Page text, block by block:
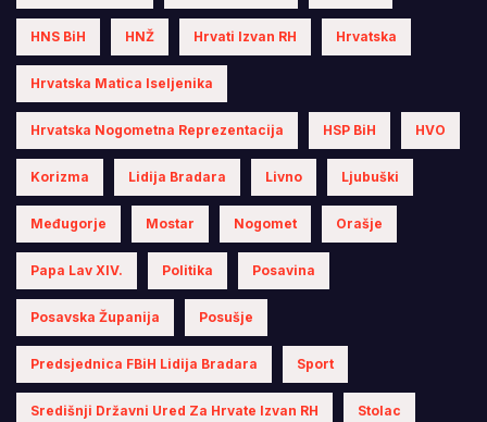
HNS BiH HNŽ Hrvati Izvan RH Hrvatska
Hrvatska Matica Iseljenika
Hrvatska Nogometna Reprezentacija HSP BiH HVO
Korizma Lidija Bradara Livno Ljubuški
Međugorje Mostar Nogomet Orašje
Papa Lav XIV. Politika Posavina
Posavska Županija Posušje
Predsjednica FBiH Lidija Bradara Sport
Središnji Državni Ured Za Hrvate Izvan RH Stolac